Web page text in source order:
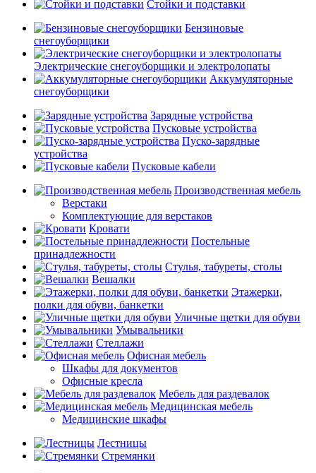
Стойки и подставки
Бензиновые
снегоуборщики
Электрические снегоуборщики и электролопаты
Аккумуляторные
снегоуборщики
Зарядные устройства
Пусковые устройства
Пуско-зарядные
устройства
Пусковые кабели
Производственная мебель
Верстаки
Комплектующие для верстаков
Кровати
Постельные
принадлежности
Стулья, табуреты, столы
Вешалки
Этажерки,
полки для обуви, банкетки
Уличные щетки для обуви
Умывальники
Стеллажи
Офисная мебель
Шкафы для документов
Офисные кресла
Мебель для раздевалок
Медицинская мебель
Медицинские шкафы
Лестницы
Стремянки